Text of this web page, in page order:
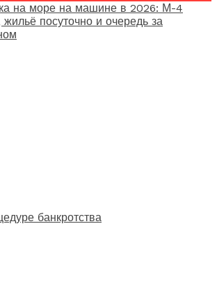
на море на машине в 2026: М-4
жильё посуточно и очередь за
банкротства